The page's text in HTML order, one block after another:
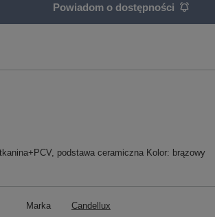
Powiadom o dostępności
podstawa ceramiczna Kolor: brązowy
Marka Candellux